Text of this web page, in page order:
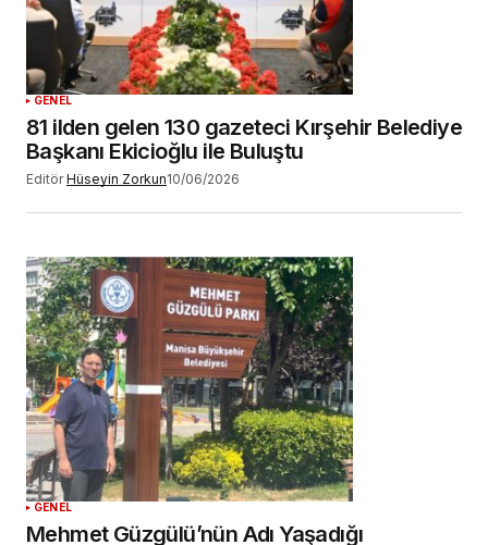
GENEL
81 ilden gelen 130 gazeteci Kırşehir Belediye
Başkanı Ekicioğlu ile Buluştu
Editör Hüseyin Zorkun10/06/2026
GENEL
Mehmet Güzgülü’nün Adı Yaşadığı